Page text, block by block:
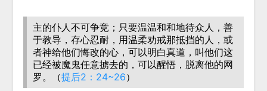
主的仆人不可争竞；只要温温和和地待众人，善
于教导，存心忍耐，用温柔劝戒那抵挡的人，或
者神给他们悔改的心，可以明白真道， 叫他们这
已经被魔鬼任意掳去的， 可以醒悟，脱离他的网
罗。
（提后2：24~26）